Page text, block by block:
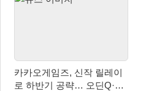
카카오게임즈, 신작 릴레이
로 하반기 공략… 오딘Q·도